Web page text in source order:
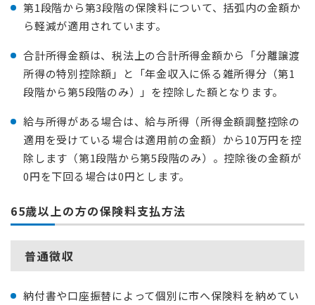
第1段階から第3段階の保険料について、括弧内の金額か
ら軽減が適用されています。
合計所得金額は、税法上の合計所得金額から「分離譲渡
所得の特別控除額」と「年金収入に係る雑所得分（第1
段階から第5段階のみ）」を控除した額となります。
給与所得がある場合は、給与所得（所得金額調整控除の
適用を受けている場合は適用前の金額）から10万円を控
除します（第1段階から第5段階のみ）。控除後の金額が
0円を下回る場合は0円とします。
65歳以上の方の保険料支払方法
普通徴収
納付書や口座振替によって個別に市へ保険料を納めてい